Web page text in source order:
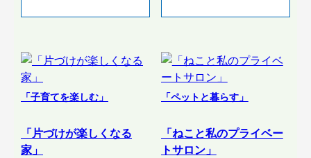
「子育てを楽しむ」
「片づけが楽しくなる
家」
「ペットと暮らす」
「ねこと私のプライベー
トサロン」